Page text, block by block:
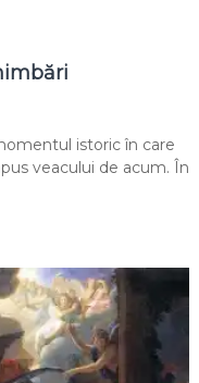
istoric în care
veacului de acum. În